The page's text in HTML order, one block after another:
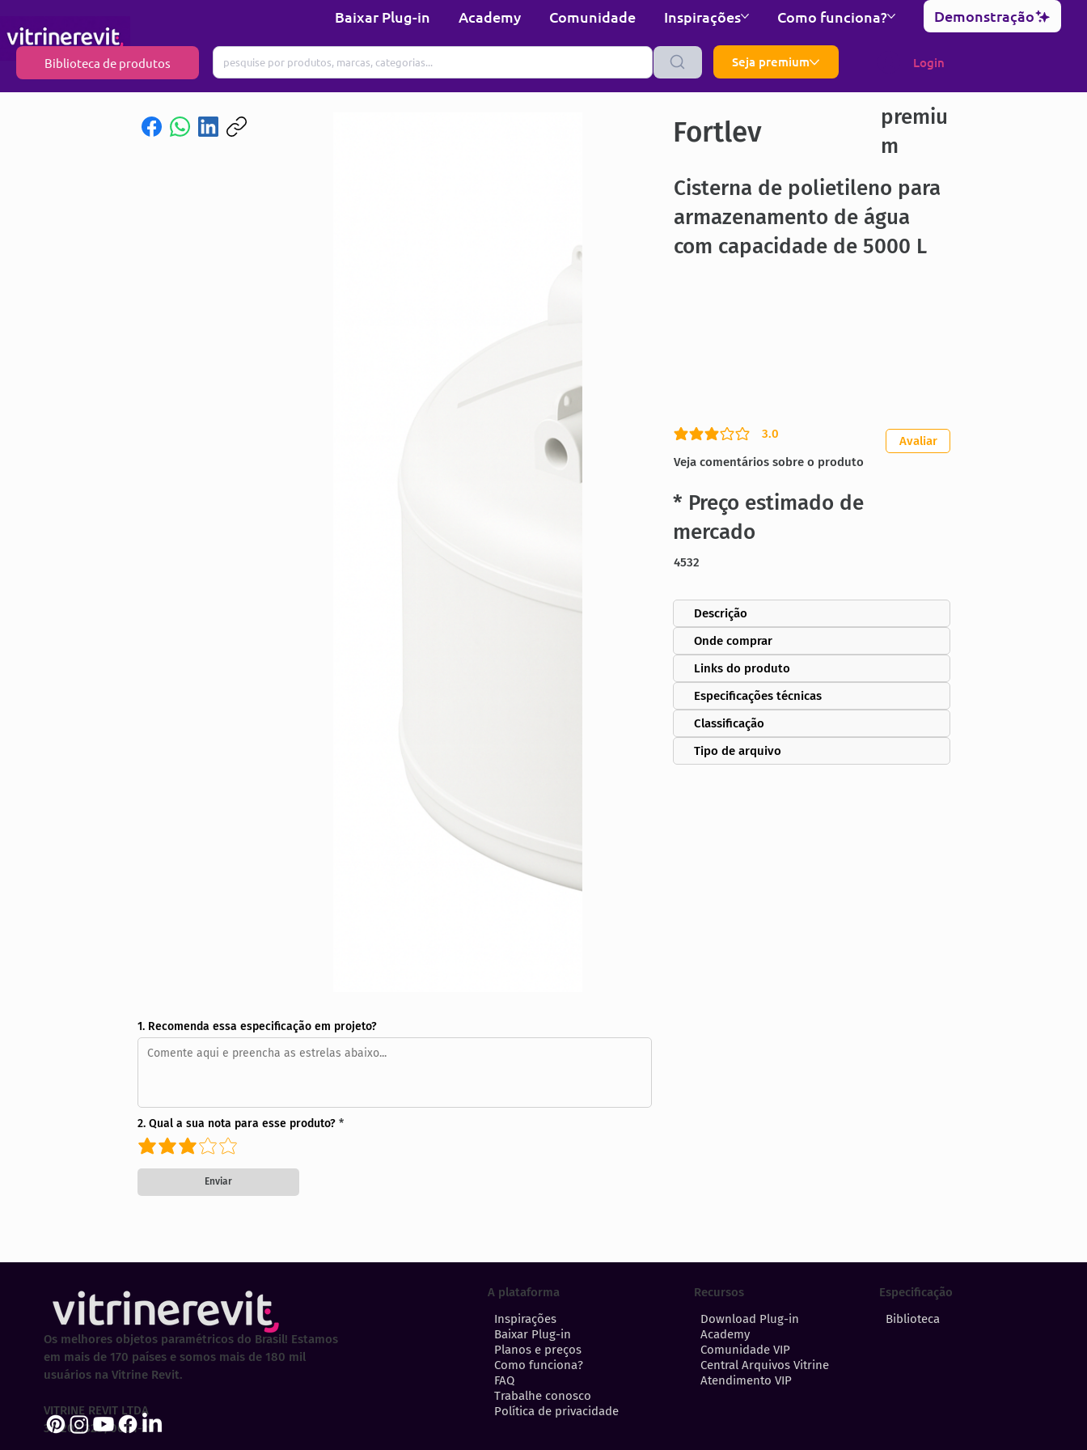
Baixar Plug-in Academy Comunidade Inspirações Como funciona? Demonstração
Biblioteca de produtos Seja premium Login
Fortlev
premiu
m
Cisterna de polietileno para
armazenamento de água
com capacidade de 5000 L
3.0
classificação média é 3 de 5
Veja comentários sobre o produto
Avaliar
* Preço estimado de
mercado
4532
Descrição
Onde comprar
Links do produto
Especificações técnicas
Classificação
Tipo de arquivo
1. Recomenda essa especificação em projeto?
2. Qual a sua nota para esse produto?
Enviar
A plataforma
Inspirações
Baixar Plug-in
Planos e preços
Como funciona?
FAQ
Trabalhe conosco
Política de privacidade
Recursos
Download Plug-in
Academy
Comunidade VIP
Central Arquivos Vitrine
Atendimento VIP
Especificação
Biblioteca
Os melhores objetos paramétricos do Brasil! Estamos
em mais de 170 países e somos mais de 180 mil
usuários na Vitrine Revit.
VITRINE REVIT LTDA
30.202.323/0001-29